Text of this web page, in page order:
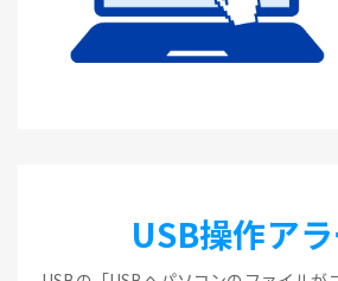
USB操作ア